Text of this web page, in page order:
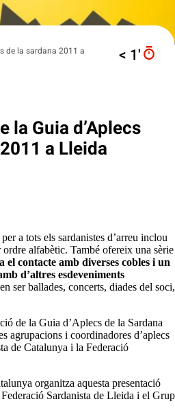
de la sardana 2011 a
< 1′
la Guia d’Aplecs
a Lleida
a tots els sardanistes d’arreu inclou
ordre alfabètic. També ofereix una sèrie
el contacte amb diverses cobles i un
d’altres esdeveniments
ser ballades, concerts, diades del soci,
de la Guia d’Aplecs de la Sardana
agrupacions i coordinadores d’aplecs
de Catalunya i la Federació
organitza aquesta presentació
Sardanista de Lleida i el Grup